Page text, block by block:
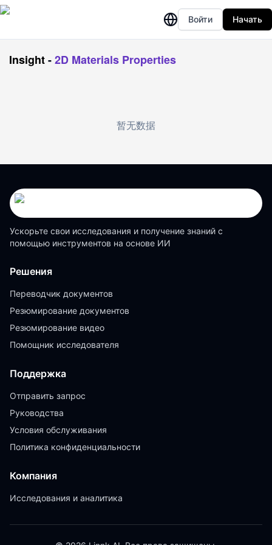
Войти Начать
Insight-2D Materials Properties
暂无数据
Ускорьте свои исследования и получение знаний с
помощью инструментов на основе ИИ
Решения
Переводчик документов
Резюмирование документов
Резюмирование видео
Помощник исследователя
Поддержка
Отправить запрос
Руководства
Условия обслуживания
Политика конфиденциальности
Компания
Исследования и аналитика